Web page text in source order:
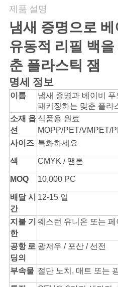
문
을
요
구
하
세
요
사
이
트
맵
PRIVACY
POLICY
제품 설명
냄새 증명으로
유동적 리필 백
춘 플라스틱 잼
명세 정보
이름
냄새 증명과 베이비
패키징하는 맞춘 플라
소재 옵
션
식품용 원료
MOPP/PET/VMPET/
사이즈 특화하세요
색 CMYK / 팬톤
MOQ 10,000 PC
배달 시
간
12-15 일
지불 기
한
웨스턴 유니온 또는 페
공항 로
딩의
광저우 / 포산 / 선전
부속물 절단 노치, 매트 또는